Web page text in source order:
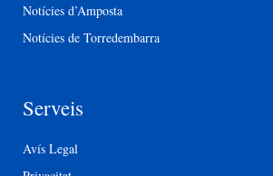
Notícies d’Amposta
Notícies de Torredembarra
Serveis
Avís Legal